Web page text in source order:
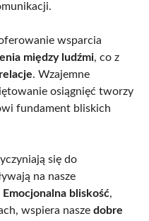
wsparcia
między ludźmi, co z
. Wzajemne
osiągnięć tworzy
fundament bliskich
się do
na nasze
Emocjonalna bliskość,
wspiera nasze dobre